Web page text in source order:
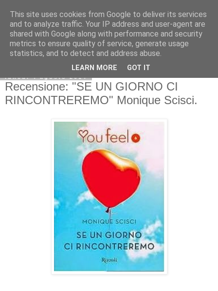
lunedì 4 agosto 2014
Recensione: "SE UN GIORNO CI
RINCONTREREMO" Monique Scisci.
This site uses cookies from Google to deliver its services
and to analyze traffic. Your IP address and user-agent are
shared with Google along with performance and security
metrics to ensure quality of service, generate usage
statistics, and to detect and address abuse.
LEARN MORE GOT IT